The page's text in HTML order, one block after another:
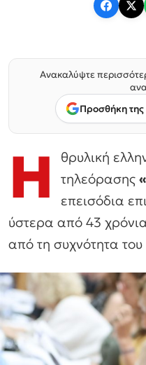
Ανακαλύψτε
Προσθήκη
Η
θρυλική
τηλεόρασης «
επεισόδια
ύστερα από 43
από τη συχνότητα του